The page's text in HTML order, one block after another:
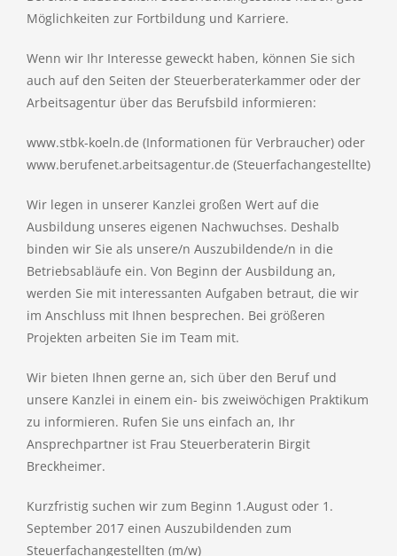
Möglichkeiten zur Fortbildung und Karriere.
Wenn wir Ihr Interesse geweckt haben, können Sie sich
auch auf den Seiten der Steuerberaterkammer oder der
Arbeitsagentur über das Berufsbild informieren:
www.stbk-koeln.de (Informationen für Verbraucher) oder
www.berufenet.arbeitsagentur.de (Steuerfachangestellte)
Wir legen in unserer Kanzlei großen Wert auf die
Ausbildung unseres eigenen Nachwuchses. Deshalb
binden wir Sie als unsere/n Auszubildende/n in die
Betriebsabläufe ein. Von Beginn der Ausbildung an,
werden Sie mit interessanten Aufgaben betraut, die wir
im Anschluss mit Ihnen besprechen. Bei größeren
Projekten arbeiten Sie im Team mit.
Wir bieten Ihnen gerne an, sich über den Beruf und
unsere Kanzlei in einem ein- bis zweiwöchigen Praktikum
zu informieren. Rufen Sie uns einfach an, Ihr
Ansprechpartner ist Frau Steuerberaterin Birgit
Breckheimer.
Kurzfristig suchen wir zum Beginn 1.August oder 1.
September 2017 einen Auszubildenden zum
Steuerfachangestellten (m/w)